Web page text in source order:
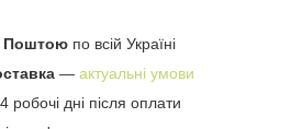
Поштою по всій Україні
— актуальні умови
дні після оплати